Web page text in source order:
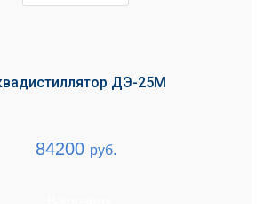
ДЭ-25М
84200 руб.